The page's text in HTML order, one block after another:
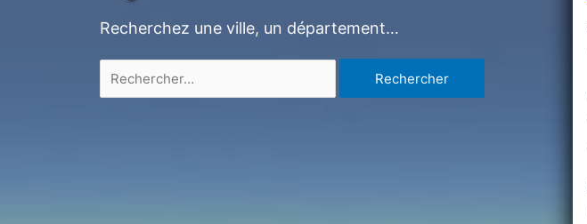
Recherchez une ville, un département…